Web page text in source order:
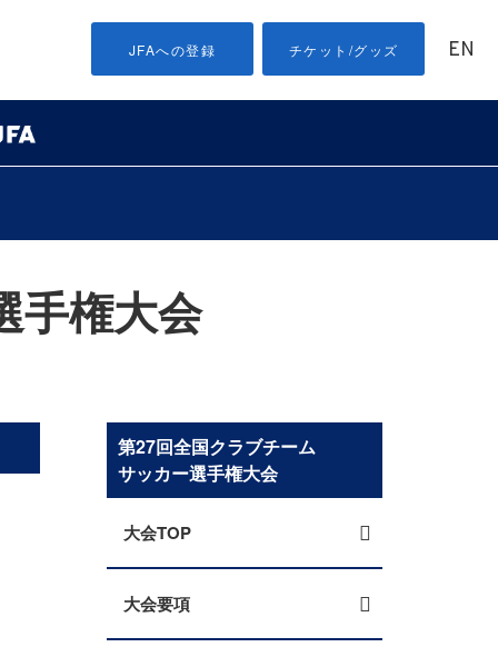
JFAへの登録 チケット/グッズ EN
手権大会
第27回全国クラブチーム
サッカー選手権大会
大会TOP
大会要項